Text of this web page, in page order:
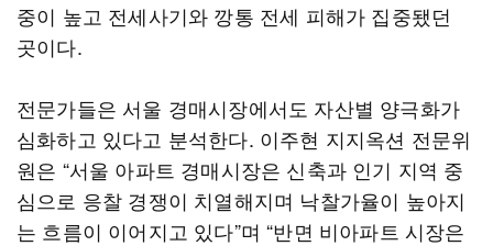
중이 높고 전세사기와 깡통 전세 피해가 집중됐던
곳이다.
전문가들은 서울 경매시장에서도 자산별 양극화가
심화하고 있다고 분석한다. 이주현 지지옥션 전문위
원은 “서울 아파트 경매시장은 신축과 인기 지역 중
심으로 응찰 경쟁이 치열해지며 낙찰가율이 높아지
는 흐름이 이어지고 있다”며 “반면 비아파트 시장은